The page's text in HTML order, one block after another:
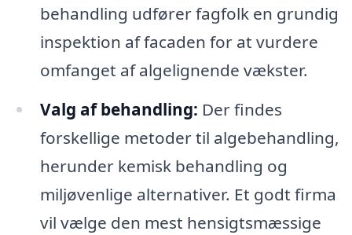
behandling udfører fagfolk en grundig
inspektion af facaden for at vurdere
omfanget af algelignende vækster.
Valg af behandling: Der findes
forskellige metoder til algebehandling,
herunder kemisk behandling og
miljøvenlige alternativer. Et godt firma
vil vælge den mest hensigtsmæssige